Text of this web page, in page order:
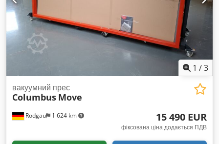
міцна промислова конструкція мембрана в наявності
(вживаний, але функціонально справний стан) зручне
управління ідеально підходить для обробки деревини,
меблів або пластику Сфери застосування: Фанерування
Dodjy I Uguepfx Andekr Покриття плівкою Виготовлення
форм / обробка пластику Виготовлення прототипів Огляд
1 /3
Rodgau 1 624 km
вакуумний прес
Columbus Move
15 490 EUR
фіксована ціна додається ПДВ